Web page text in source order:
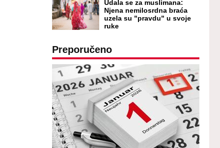
Udala se za muslimana:
Njena nemilosrdna braća
uzela su "pravdu" u svoje
ruke
Preporučeno